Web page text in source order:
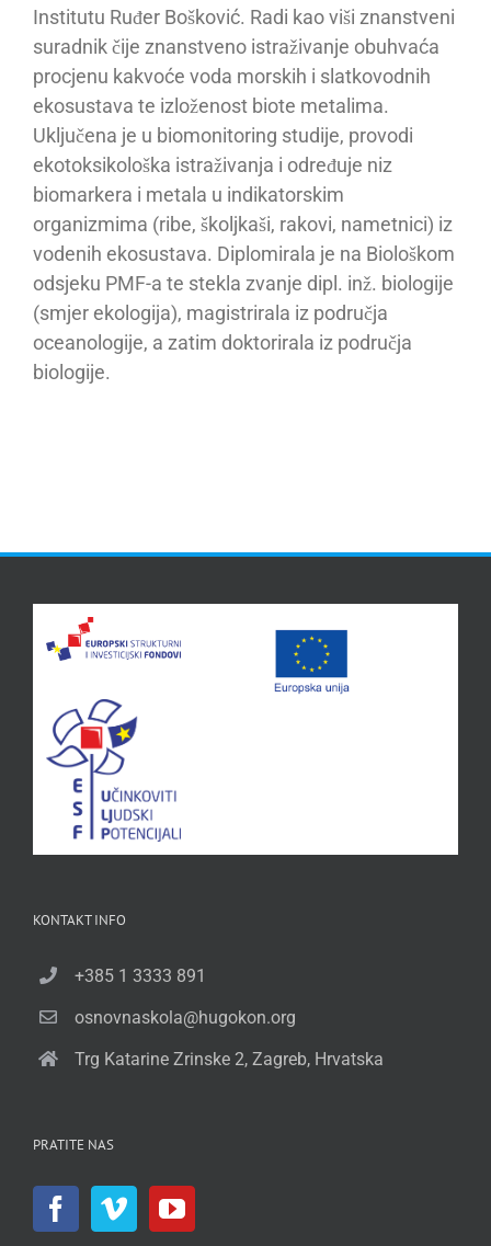
Institutu Ruđer Bošković. Radi kao viši znanstveni
suradnik čije znanstveno istraživanje obuhvaća
procjenu kakvoće voda morskih i slatkovodnih
ekosustava te izloženost biote metalima.
Uključena je u biomonitoring studije, provodi
ekotoksikološka istraživanja i određuje niz
biomarkera i metala u indikatorskim
organizmima (ribe, školjkaši, rakovi, nametnici) iz
vodenih ekosustava. Diplomirala je na Biološkom
odsjeku PMF-a te stekla zvanje dipl. inž. biologije
(smjer ekologija), magistrirala iz područja
oceanologije, a zatim doktorirala iz područja
biologije.
KONTAKT INFO
+385 1 3333 891
osnovnaskola@hugokon.org
Trg Katarine Zrinske 2, Zagreb, Hrvatska
PRATITE NAS